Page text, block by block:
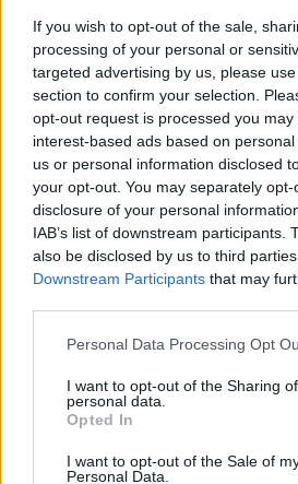
If you wish to opt-out of the sale,
processing of your personal or
targeted advertising by us, please
section to confirm your selection.
opt-out request is processed you may
interest-based ads based on
us or personal information disclosed
your opt-out. You may separately
disclosure of your personal
IAB’s list of downstream participants.
also be disclosed by us to third
Downstream Participants that may
Please note that this website/app
not limited to your visit or usage
grant or deny consent to Google and
use your data for below specified
consent section.
Personal Data Processing Opt
I want to opt-out of the Sharing
personal data.
Opted In
I want to opt-out of the Sale of
Personal Data.
Τέλος ο Φεράντο από τον Βόλο
Ο Βόλος ανακοίνωσε την κοινή
συνεργασίας της με τον Ισπανό
Φεράντο
08.02.2026, 16:42 3